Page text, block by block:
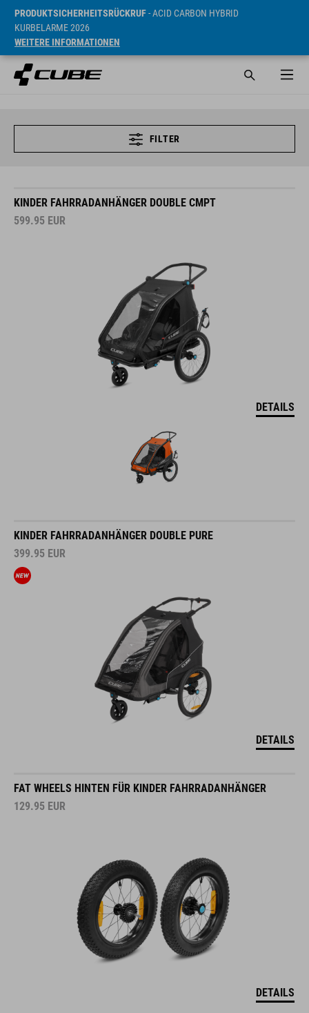
PRODUKTSICHERHEITSRÜCKRUF- ACID CARBON HYBRID
KURBELARME 2026
WEITERE INFORMATIONEN
FILTER
KINDER FAHRRADANHÄNGER DOUBLE CMPT
599.95 EUR
DETAILS
KINDER FAHRRADANHÄNGER DOUBLE PURE
399.95 EUR
DETAILS
FAT WHEELS HINTEN FÜR KINDER FAHRRADANHÄNGER
129.95 EUR
DETAILS